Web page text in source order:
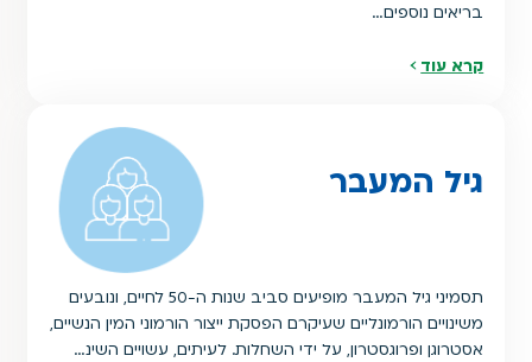
בריאים נוספים…
קרא עוד
גיל המעבר
תסמיני גיל המעבר מופיעים סביב שנות ה-50 לחיים, ונובעים
משינויים הורמונליים שעיקרם הפסקת ייצור הורמוני המין הנשיים,
אסטרוגן ופרוגסטרון, על ידי השחלות. לעיתים, עשויים השינ…